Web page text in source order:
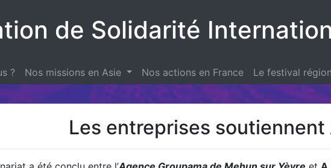
de Solidarité
? Nos missions en Asie Nos actions en France Le festival
Les entreprises soutiennent